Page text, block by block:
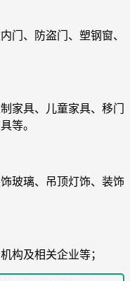
门、防盗门、塑钢窗、
家具、儿童家具、移门
等。
玻璃、吊顶灯饰、装饰
构及相关企业等；